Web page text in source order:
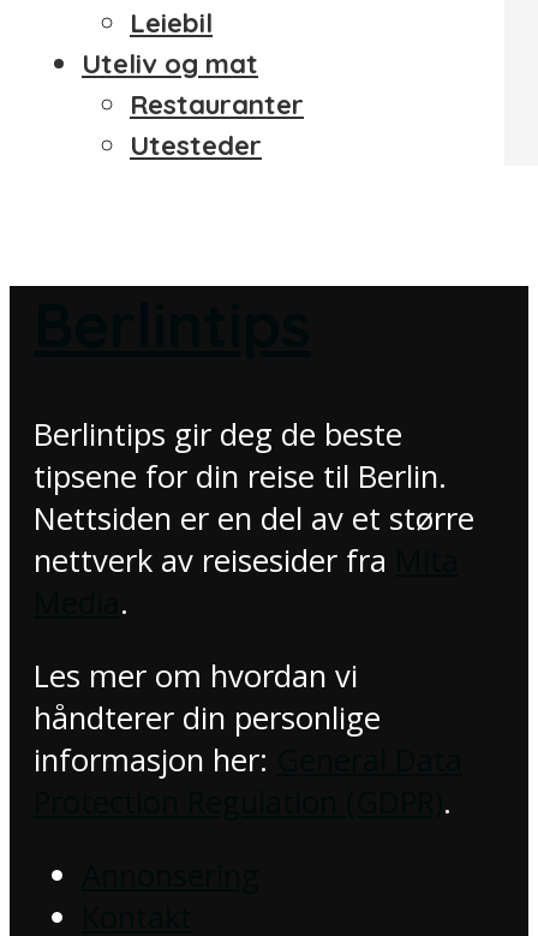
Leiebil
Uteliv og mat
Restauranter
Utesteder
Berlintips gir deg de beste
tipsene for din reise til Berlin.
Nettsiden er en del av et større
nettverk av reisesider fra
.
Les mer om hvordan vi
håndterer din personlige
informasjon her:
.